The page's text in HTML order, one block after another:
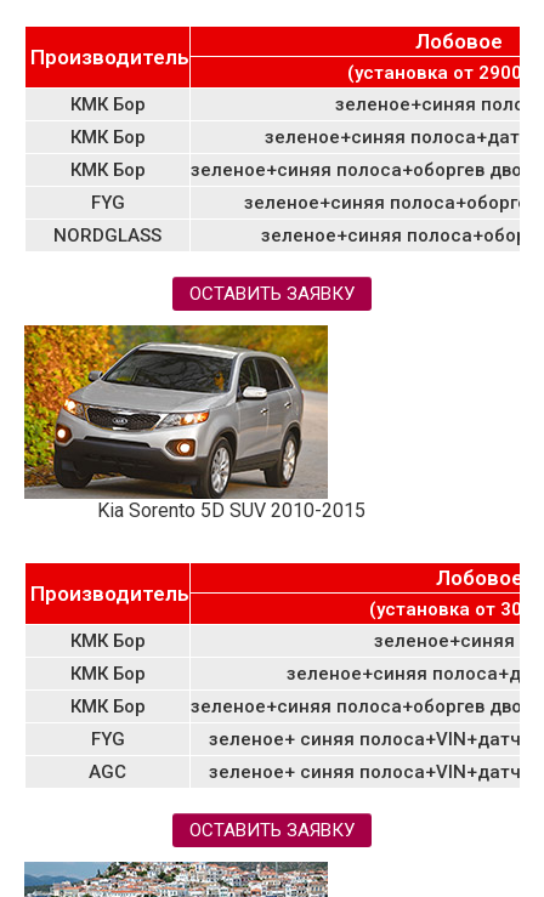
Производитель
Лобовое
(установка от 2900
КМК Бор
зеленое+синяя
КМК Бор
зеленое+синяя
КМК Бор
зеленое+синяя полоса+оборгев
FYG
зеленое+синяя полоса+оборгев
NORDGLASS
зеленое+синяя
ОСТАВИТЬ ЗАЯВКУ
Kia Sorento 5D SUV 2010-2015
Производитель
Лобовое
(установка от
КМК Бор
зеленое+синяя
КМК Бор
зеленое+синяя
КМК Бор
зеленое+синяя полоса+оборгев
FYG
зеленое+ синяя
AGC
зеленое+ синяя
ОСТАВИТЬ ЗАЯВКУ